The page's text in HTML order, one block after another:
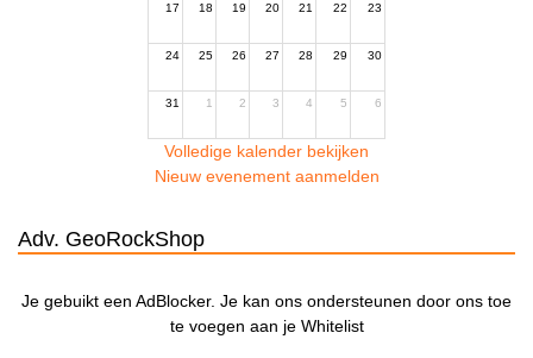
17 18 19 20 21 22 23
24 25 26 27 28 29 30
31 1 2 3 4 5 6
Volledige kalender bekijken
Nieuw evenement aanmelden
Adv. GeoRockShop
Je gebuikt een AdBlocker. Je kan ons ondersteunen door ons toe
te voegen aan je Whitelist